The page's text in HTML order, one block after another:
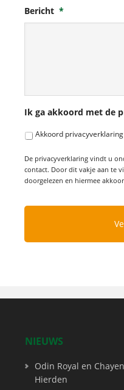
Bericht *
Ik ga akkoord met de
Akkoord privacyverklaring
De privacyverklaring vindt u
contact. Door dit vakje aan te
doorgelezen en hiermee
NIEUWS
Odin Royal en
Hierden